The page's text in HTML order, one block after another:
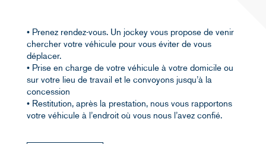
• Prenez rendez-vous. Un jockey vous propose de venir
chercher votre véhicule pour vous éviter de vous
déplacer.
• Prise en charge de votre véhicule à votre domicile ou
sur votre lieu de travail et le convoyons jusqu’à la
concession
• Restitution, après la prestation, nous vous rapportons
votre véhicule à l’endroit où vous nous l’avez confié.